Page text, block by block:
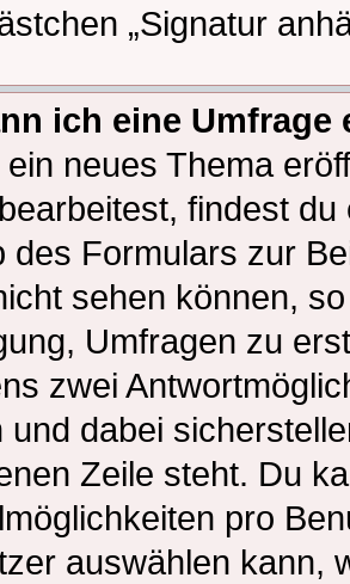
„Signatur
ich eine Umfrage
neues Thema
findest du
des Formulars zur
sehen können,
Umfragen zu
zwei
und dabei
Zeile steht. Du
pro
auswählen kann,